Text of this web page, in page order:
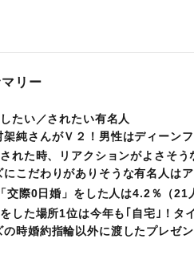
リー
たい／されたい有名人
架純さんがＶ２！男性はディーン
れた時、リアクションがよさそ
にこだわりがありそうな有名人は
交際0日婚」をした人は4.2％（21
した場所1位は今年も｢自宅｣！タ
の時婚約指輪以外に渡したプレ